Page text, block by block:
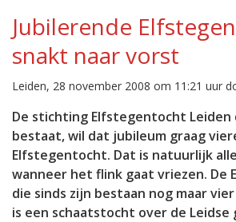
De middag van Sleutelstad
12.00 - 18.00 uur
Vorig uur
uur 1 van 0
Inklappen
Jubilerende
snakt naar vorst
Leiden, 28 november 2008 om 11:21 uur
De stichting Elfstegentocht Leiden
bestaat, wil dat jubileum graag
Elfstegentocht. Dat is natuurlijk
wanneer het flink gaat vriezen. De
die sinds zijn bestaan nog maar
is een schaatstocht over de Leidse